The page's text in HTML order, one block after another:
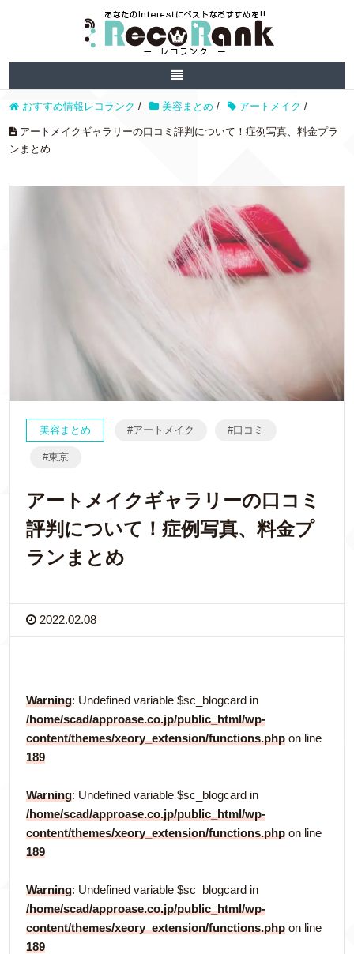
おすすめ情報レコランク / 美容まとめ / アートメイク /
アートメイクギャラリーの口コミ評判について！症例写真、料金プラ
ンまとめ
美容まとめ アートメイク 口コミ
東京
アートメイクギャラリーの口コミ
評判について！症例写真、料金プ
ランまとめ
2022.02.08
Warning: Undefined variable $sc_blogcard in
/home/scad/approase.co.jp/public_html/wp-
content/themes/xeory_extension/functions.php on line
189
Warning: Undefined variable $sc_blogcard in
/home/scad/approase.co.jp/public_html/wp-
content/themes/xeory_extension/functions.php on line
189
Warning: Undefined variable $sc_blogcard in
/home/scad/approase.co.jp/public_html/wp-
content/themes/xeory_extension/functions.php on line
189